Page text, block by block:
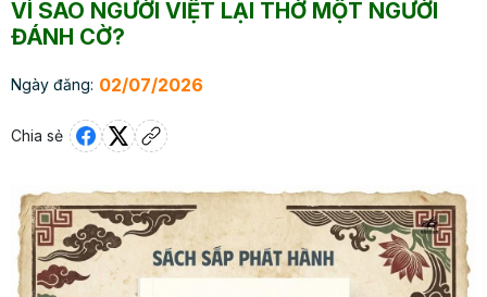
VÌ SAO NGƯỜI VIỆT LẠI THỜ MỘT NGƯỜI
ĐÁNH CỜ?
Ngày đăng: 02/07/2026
Chia sẻ